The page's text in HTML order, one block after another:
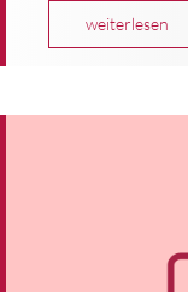
weiterlesen